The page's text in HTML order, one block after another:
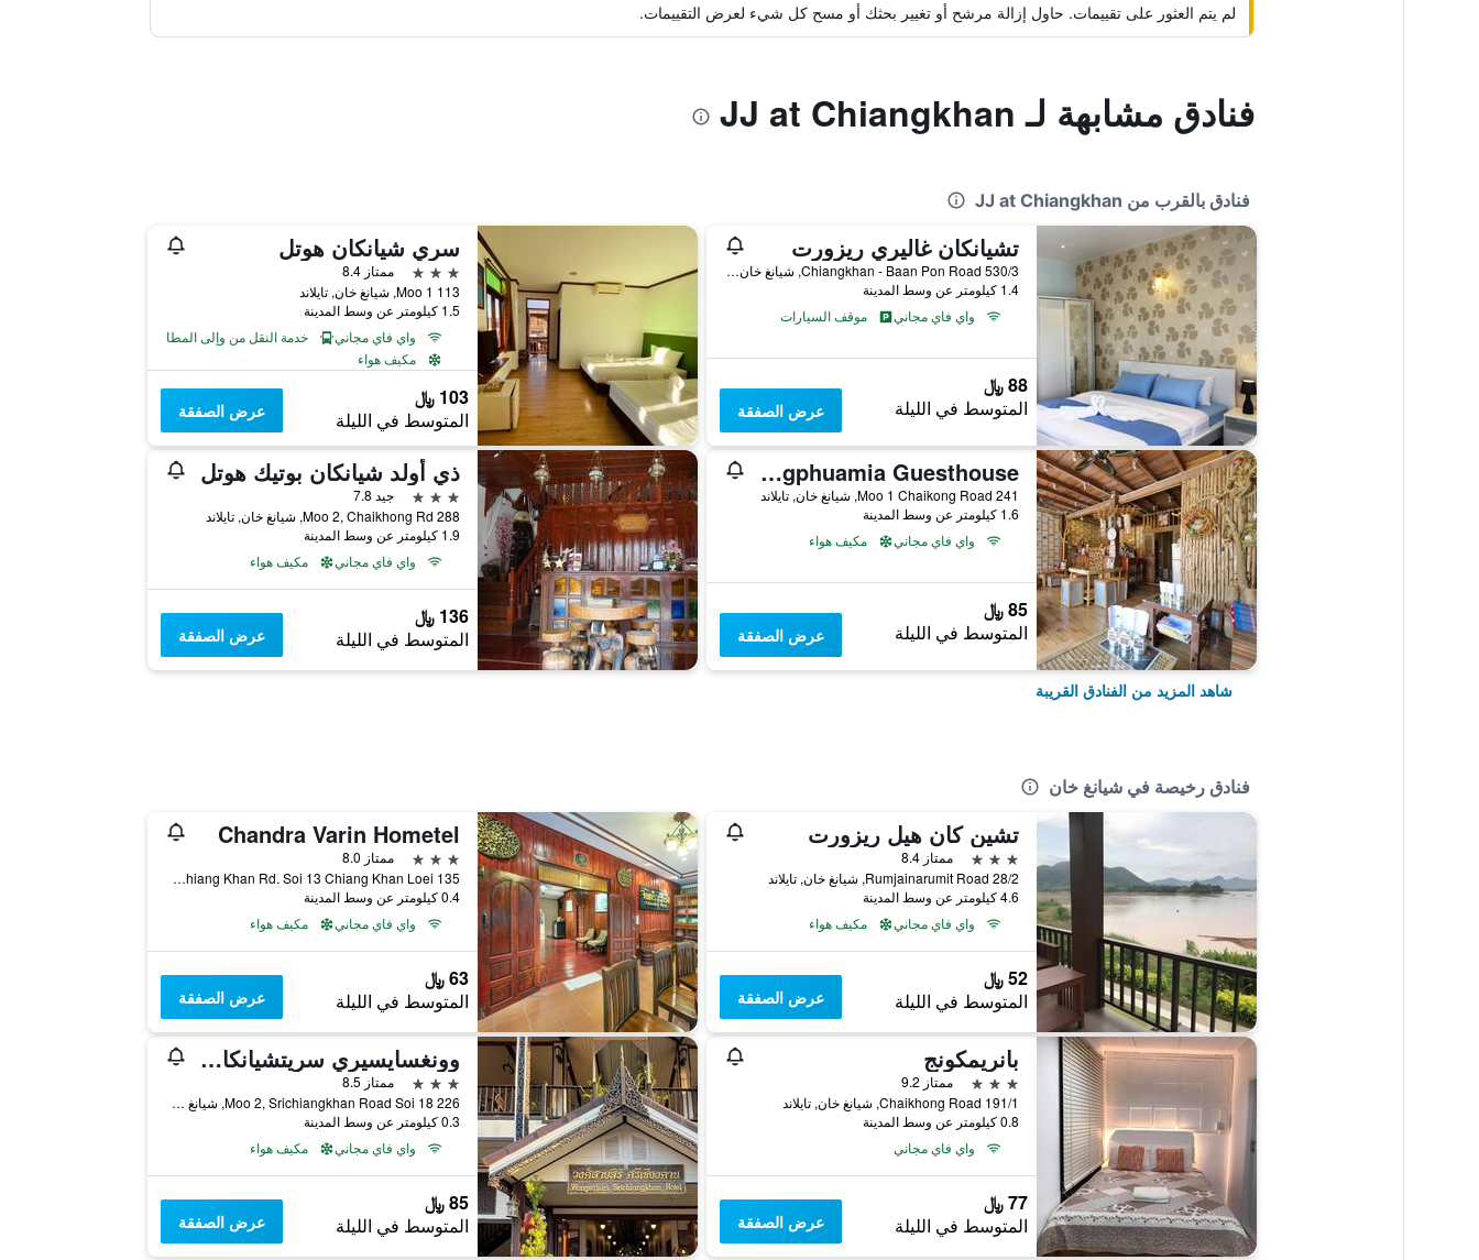
لم يتم العثور على تقييمات. حاول إزالة مرشح أو تغيير بحثك أو مسح كل شيء لعرض التقييمات.
فنادق مشابهة لـ JJ at Chiangkhan
فنادق بالقرب من JJ at Chiangkhan
تشيانكان غاليري ريزورت
530/3 Chiangkhan - Baan Pon Road, شيانغ خان, تايلاند
1.4 كيلومتر عن وسط المدينة
واي فاي مجاني
موقف السيارات
88 ﷼
المتوسط في الليلة عرض الصفقة
سري شيانكان هوتل
3 نجوم
ممتاز 8.4
113 Moo 1, شيانغ خان, تايلاند
1.5 كيلومتر عن وسط المدينة
واي فاي مجاني
خدمة النقل من وإلى المطار
مكيف هواء
103 ﷼
المتوسط في الليلة عرض الصفقة
Songphuamia Guesthouse
241 Moo 1 Chaikong Road, شيانغ خان, تايلاند
1.6 كيلومتر عن وسط المدينة
واي فاي مجاني
مكيف هواء
85 ﷼
المتوسط في الليلة عرض الصفقة
ذي أولد شيانكان بوتيك هوتل
3 نجوم
جيد 7.8
288 Moo 2, Chaikhong Rd, شيانغ خان, تايلاند
1.9 كيلومتر عن وسط المدينة
واي فاي مجاني
مكيف هواء
136 ﷼
المتوسط في الليلة عرض الصفقة
شاهد المزيد من الفنادق القريبة
فنادق رخيصة في شيانغ خان
تشين كان هيل ريزورت
3 نجوم
ممتاز 8.4
28/2 Rumjainarumit Road, شيانغ خان, تايلاند
4.6 كيلومتر عن وسط المدينة
واي فاي مجاني
مكيف هواء
52 ﷼
المتوسط في الليلة عرض الصفقة
Chandra Varin Hometel
3 نجوم
ممتاز 8.0
135 Sri Chiang Khan Rd. Soi 13 Chiang Khan Loei, شيانغ خان, تايلاند
0.4 كيلومتر عن وسط المدينة
واي فاي مجاني
مكيف هواء
63 ﷼
المتوسط في الليلة عرض الصفقة
بانريمكونج
3 نجوم
ممتاز 9.2
191/1 Chaikhong Road, شيانغ خان, تايلاند
0.8 كيلومتر عن وسط المدينة
واي فاي مجاني
77 ﷼
المتوسط في الليلة عرض الصفقة
وونغسايسيري سريتشيانكان هوتل
3 نجوم
ممتاز 8.5
226 Moo 2, Srichiangkhan Road Soi 18, شيانغ خان, تايلاند
0.3 كيلومتر عن وسط المدينة
واي فاي مجاني
مكيف هواء
85 ﷼
المتوسط في الليلة عرض الصفقة